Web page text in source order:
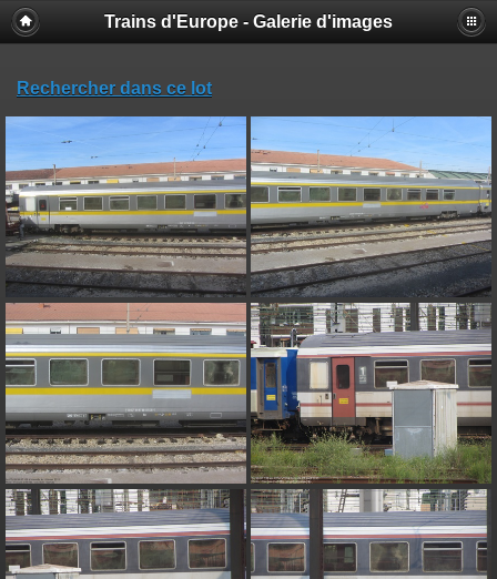
Trains d'Europe - Galerie d'images
Rechercher dans ce lot